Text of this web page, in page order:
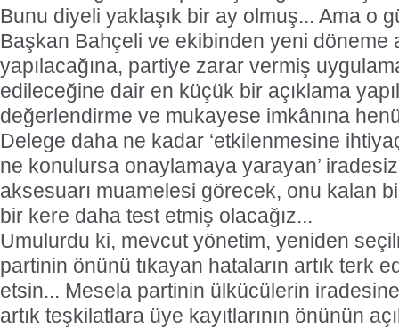
Bunu diyeli yaklaşık bir ay olmuş... Ama o
Başkan Bahçeli ve ekibinden yeni döneme
yapılacağına, partiye zarar vermiş
edileceğine dair en küçük bir açıklama
değerlendirme ve mukayese imkânına
Delege daha ne kadar ‘etkilenmesine
ne konulursa onaylamaya yarayan’
aksesuarı muamelesi görecek, onu kalan
bir kere daha test etmiş olacağız...
Umulurdu ki, mevcut yönetim, yeniden
partinin önünü tıkayan hataların artık terk
etsin... Mesela partinin ülkücülerin
artık teşkilatlara üye kayıtlarının önünün